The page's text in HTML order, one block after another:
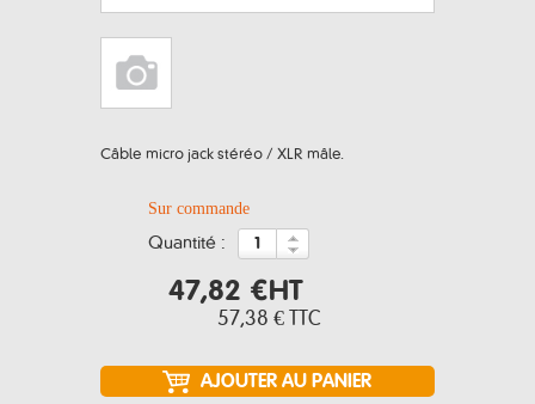
Câble micro jack stéréo / XLR mâle.
Sur commande
quantité :
47,82 €HT
57,38 € TTC